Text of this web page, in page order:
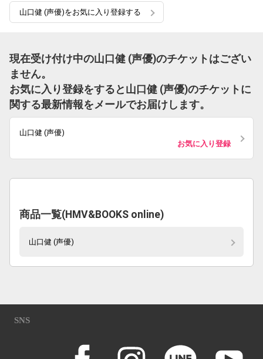
山口健 (声優)をお気に入り登録する
現在受け付け中の山口健 (声優)のチケットはござい
ません。
お気に入り登録をすると山口健 (声優)のチケットに
関する最新情報をメールでお届けします。
山口健 (声優)
お気に入り登録
商品一覧(HMV&BOOKS online)
山口健 (声優)
SNS